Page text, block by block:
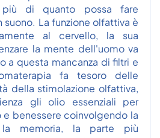
più di quanto possa fare
suono. La funzione olfattiva è
al cervello, la sua
la mente dell'uomo va
a questa mancanza di filtri e
fa tesoro delle
della stimolazione olfattiva,
gli olio essenziali per
benessere coinvolgendo la
la memoria, la parte più